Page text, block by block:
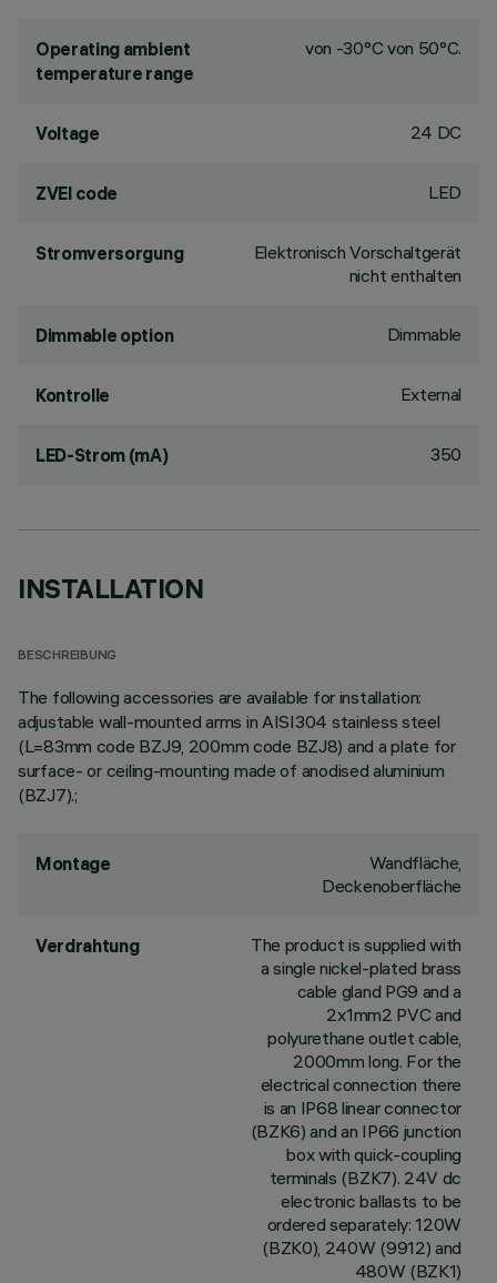
Operating ambient
temperature range
von -30°C von 50°C.
Voltage 24 DC
ZVEI code LED
Stromversorgung
Elektronisch Vorschaltgerät
nicht enthalten
Dimmable option Dimmable
Kontrolle External
LED-Strom (mA) 350
INSTALLATION
BESCHREIBUNG
The following accessories are available for installation:
adjustable wall-mounted arms in AISI304 stainless steel
(L=83mm code BZJ9, 200mm code BZJ8) and a plate for
surface- or ceiling-mounting made of anodised aluminium
(BZJ7).;
Montage
Wandfläche,
Deckenoberfläche
Verdrahtung
The product is supplied with
a single nickel-plated brass
cable gland PG9 and a
2x1mm2 PVC and
polyurethane outlet cable,
2000mm long. For the
electrical connection there
is an IP68 linear connector
(BZK6) and an IP66 junction
box with quick-coupling
terminals (BZK7). 24V dc
electronic ballasts to be
ordered separately: 120W
(BZK0), 240W (9912) and
480W (BZK1)